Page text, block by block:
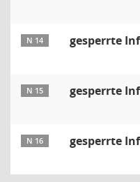
N 14 gesperrte
N 15 gesperrte
N 16 gesperrte